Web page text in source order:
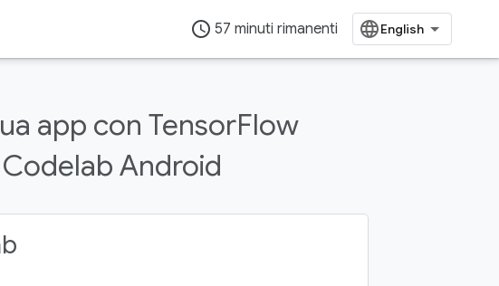
access_time 57 minuti rimanenti
app con TensorFlow
Android